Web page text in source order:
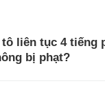
liên tục 4 tiếng
bị phạt?